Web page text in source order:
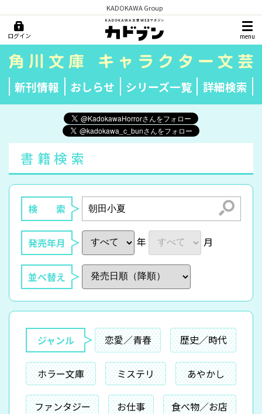
KADOKAWA Group
ログイン menu
新刊情報 おしらせ シリーズ一覧 詳細検索
書籍検索
検 索 検索
発売年月 年 月
並べ替え
ジャンル 恋愛／青春 歴史／時代
ホラー文庫 ミステリ あやかし
ファンタジー お仕事 食べ物／お店